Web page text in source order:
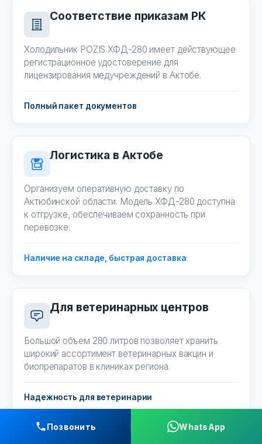
Позвонить WhatsApp
Соответствие приказам РК
Холодильник POZIS ХФД-280 имеет действующее
регистрационное удостоверение для
лицензирования медучреждений в Актобе.
Полный пакет документов
Логистика в Актобе
Организуем оперативную доставку по
Актюбинской области. Модель ХФД-280 доступна
к отгрузке, обеспечиваем сохранность при
перевозке.
Наличие на складе, быстрая доставка
Для ветеринарных центров
Большой объем 280 литров позволяет хранить
широкий ассортимент ветеринарных вакцин и
биопрепаратов в клиниках региона.
Надежность для ветеринарии